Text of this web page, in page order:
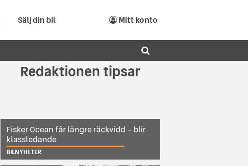
Sälj din bil Mitt konto
Redaktionen tipsar
Fisker Ocean får längre räckvidd – blir
klassledande
BILNYHETER